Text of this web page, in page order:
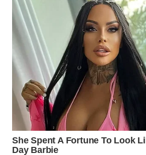
WN
SUBANG
WN
SUKABUMI
WN
PURWAKARTA
WN
PRIANGAN
TIMUR